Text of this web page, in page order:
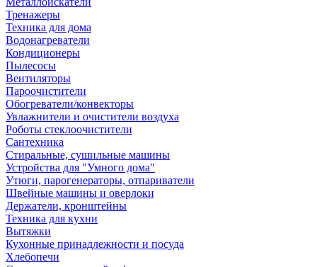
Тренажеры
Техника для дома
Водонагреватели
Кондиционеры
Пылесосы
Вентиляторы
Пароочистители
Обогреватели/конвекторы
Увлажнители и очистители воздуха
Роботы стеклоочистители
Сантехника
Стиральные, сушильные машины
Устройства для "Умного дома"
Утюги, парогенераторы, отпариватели
Швейные машины и оверлоки
Держатели, кронштейны
Техника для кухни
Вытяжки
Кухонные принадлежности и посуда
Хлебопечи